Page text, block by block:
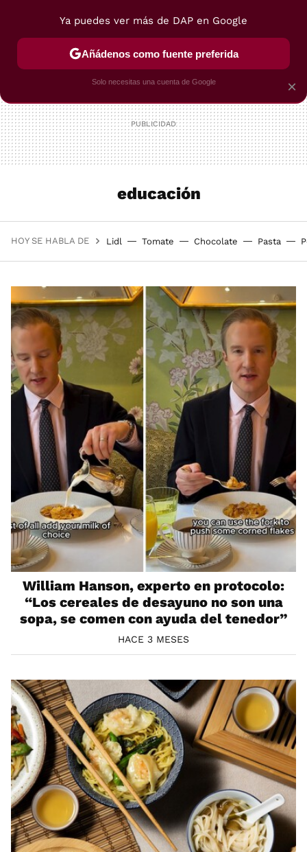
POSTRES VIAJES SELECCIÓN VEGUI
educación
HOY SE HABLA DE Lidl Tomate Chocolate Pasta
William Hanson, experto en protocolo:
“Los cereales de desayuno no son una
sopa, se comen con ayuda del tenedor”
HACE 3 MESES
×
Ya puedes ver más de DAP en Google
Añádenos como fuente preferida
Solo necesitas una cuenta de Google